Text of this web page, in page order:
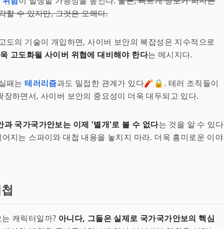
할 수 있지만, 그것은 오해다.
도의 기술이 개입하면, 사이버 보안의 복잡성은 지수적으로
고도화될 사이버 위협에 대비해야 한다는 메시지다.
패는테러리즘과도 밀접한 관계가 있다🧨🔒. 테러 조직들이
하면서, 사이버 보안의 중요성이 더욱 대두되고 있다.
과 국가국가안보는 이제 '별개'로 볼 수 없다는 것을 알 수 있다
지는 스파이와 대첩 내용을 놓치지 마라. 더욱 흥미로운 이야
캐릭터일까? 아니다, 그들은 실제로 국가국가안보의 핵심